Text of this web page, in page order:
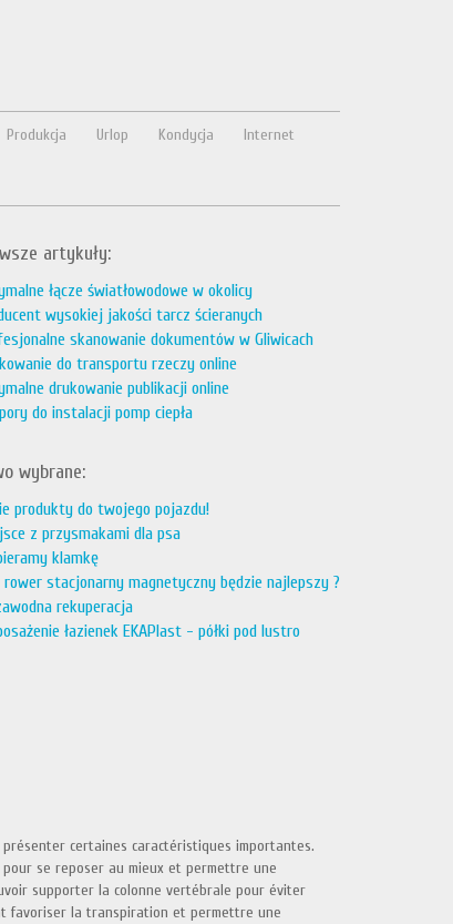
Produkcja Urlop Kondycja Internet
artykuły:
łącze światłowodowe w okolicy
wysokiej jakości tarcz ścieranych
skanowanie dokumentów w Gliwicach
do transportu rzeczy online
drukowanie publikacji online
do instalacji pomp ciepła
wybrane:
produkty do twojego pojazdu!
z przysmakami dla psa
klamkę
rower stacjonarny magnetyczny będzie najlepszy ?
rekuperacja
łazienek EKAPlast - półki pod lustro
certaines caractéristiques importantes.
se reposer au mieux et permettre une
supporter la colonne vertébrale pour éviter
favoriser la transpiration et permettre une